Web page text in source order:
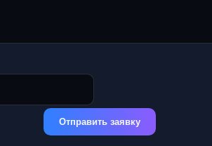
Отправить заявку